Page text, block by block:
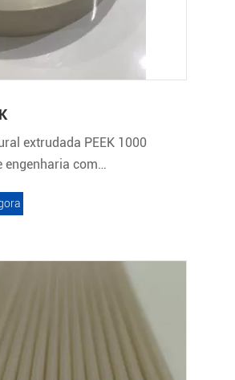
extrudada PEEK 1000
engenharia com
dimensional, alto